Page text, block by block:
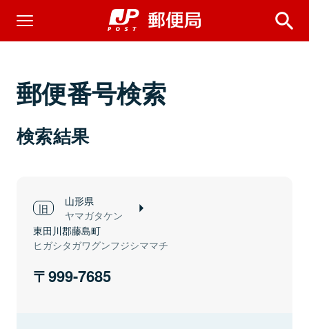
郵便番号検索
検索結果
山形県
ヤマガタケン
東田川郡藤島町
ヒガシタガワグンフジシママチ
999-7685